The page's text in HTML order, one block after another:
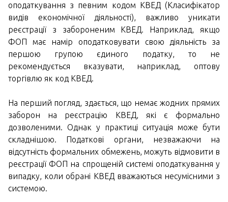
оподаткування з певним кодом КВЕД (Класифікатор
видів економічної діяльності), важливо уникати
реєстрації з забороненим КВЕД. Наприклад, якщо
ФОП має намір оподатковувати свою діяльність за
першою групою єдиного податку, то не
рекомендується вказувати, наприклад, оптову
торгівлю як код КВЕД.
На перший погляд, здається, що немає жодних прямих
заборон на реєстрацію КВЕД, які є формально
дозволеними. Однак у практиці ситуація може бути
складнішою. Податкові органи, незважаючи на
відсутність формальних обмежень, можуть відмовити в
реєстрації ФОП на спрощеній системі оподаткування у
випадку, коли обрані КВЕД вважаються несумісними з
системою.